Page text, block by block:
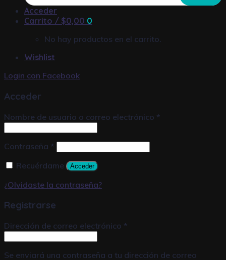
productos
Acceder
Carrito / $0,00 0
No hay productos en el carrito.
Wishlist
Login con Facebook
Acceder
Nombre de usuario o correo electrónico *
Contraseña *
Recuérdame
Acceder
¿Olvidaste la contraseña?
Registrarse
Dirección de correo electrónico *
Se enviará una contraseña a tu dirección de correo